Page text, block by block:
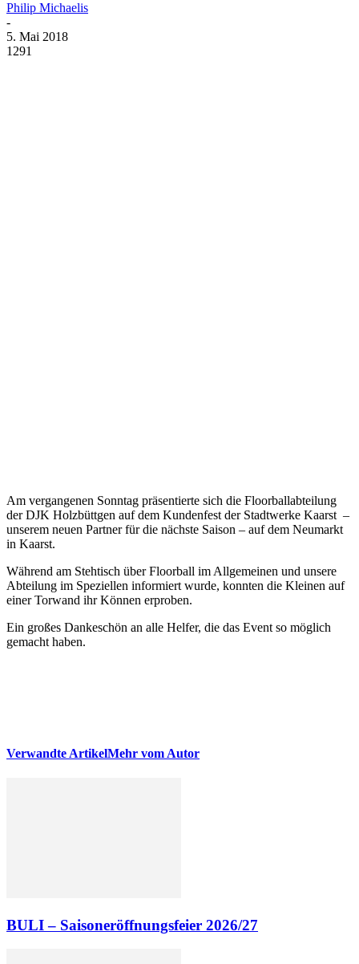
Philip Michaelis
-
5. Mai 2018
1291
Am vergangenen Sonntag präsentierte sich die Floorballabteilung
der DJK Holzbüttgen auf dem Kundenfest der Stadtwerke Kaarst –
unserem neuen Partner für die nächste Saison – auf dem Neumarkt
in Kaarst.
Während am Stehtisch über Floorball im Allgemeinen und unsere
Abteilung im Speziellen informiert wurde, konnten die Kleinen auf
einer Torwand ihr Können erproben.
Ein großes Dankeschön an alle Helfer, die das Event so möglich
gemacht haben.
Verwandte ArtikelMehr vom Autor
BULI – Saisoneröffnungsfeier 2026/27